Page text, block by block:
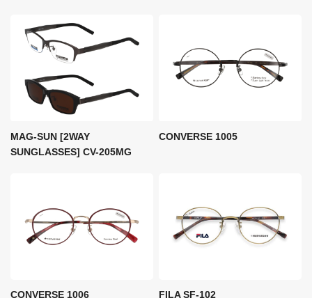
MAG-SUN [2WAY
SUNGLASSES] CV-205MG
CONVERSE 1005
CONVERSE 1006 FILA SF-102